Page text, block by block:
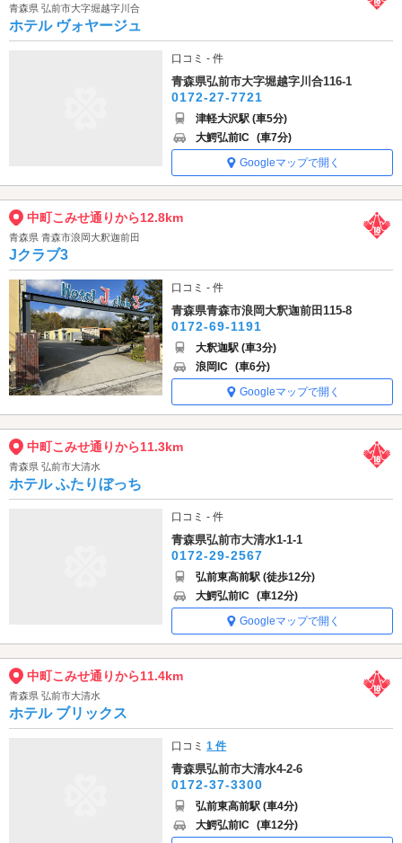
青森県 弘前市大字堀越字川合
ホテル ヴォヤージュ
口コミ - 件
青森県弘前市大字堀越字川合116-1
0172-27-7721
津軽大沢駅 (車5分)
大鰐弘前IC (車7分)
Googleマップで開く
中町こみせ通りから12.8km
青森県 青森市浪岡大釈迦前田
Jクラブ3
口コミ - 件
青森県青森市浪岡大釈迦前田115-8
0172-69-1191
大釈迦駅 (車3分)
浪岡IC (車6分)
Googleマップで開く
中町こみせ通りから11.3km
青森県 弘前市大清水
ホテル ふたりぼっち
口コミ - 件
青森県弘前市大清水1-1-1
0172-29-2567
弘前東高前駅 (徒歩12分)
大鰐弘前IC (車12分)
Googleマップで開く
中町こみせ通りから11.4km
青森県 弘前市大清水
ホテル ブリックス
口コミ1 件
青森県弘前市大清水4-2-6
0172-37-3300
弘前東高前駅 (車4分)
大鰐弘前IC (車12分)